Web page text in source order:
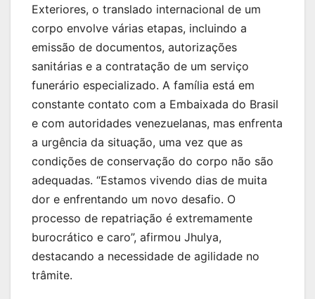
Exteriores, o translado internacional de um
corpo envolve várias etapas, incluindo a
emissão de documentos, autorizações
sanitárias e a contratação de um serviço
funerário especializado. A família está em
constante contato com a Embaixada do Brasil
e com autoridades venezuelanas, mas enfrenta
a urgência da situação, uma vez que as
condições de conservação do corpo não são
adequadas. “Estamos vivendo dias de muita
dor e enfrentando um novo desafio. O
processo de repatriação é extremamente
burocrático e caro”, afirmou Jhulya,
destacando a necessidade de agilidade no
trâmite.